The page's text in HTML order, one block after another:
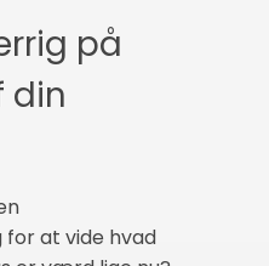
på
for at vide hvad